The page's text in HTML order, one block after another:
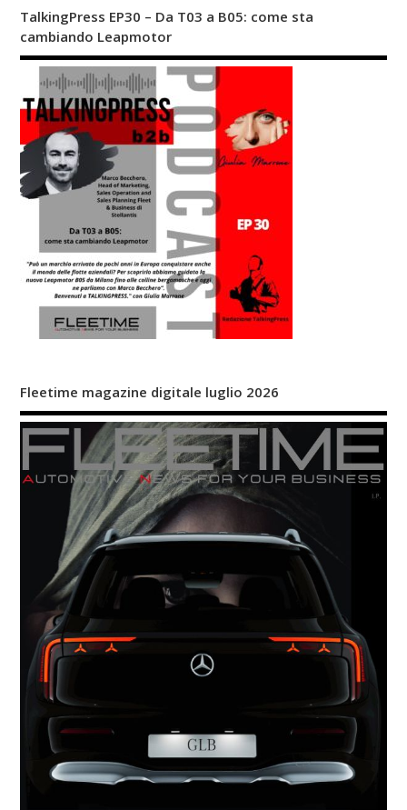
TalkingPress EP30 – Da T03 a B05: come sta
cambiando Leapmotor
Fleetime magazine digitale luglio 2026